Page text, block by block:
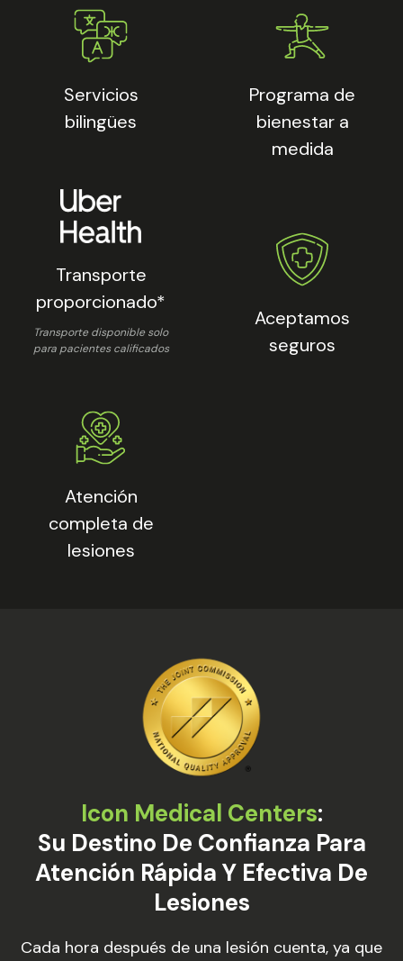
Servicios
bilingües
Transporte
proporcionado*
Transporte disponible solo
para pacientes calificados
Atención
completa de
lesiones
Programa de
bienestar a
medida
Aceptamos
seguros
Icon Medical Centers:
Su Destino De Confianza Para
Atención Rápida Y Efectiva De
Lesiones
Cada hora después de una lesión cuenta, ya que